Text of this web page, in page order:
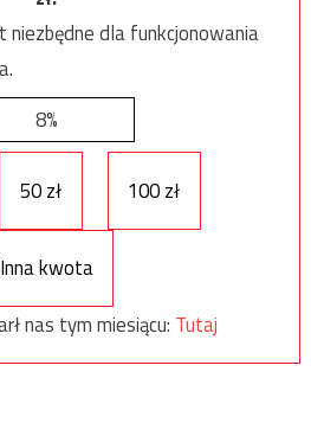
dla funkcjonowania
8%
50 zł 100 zł
Inna kwota
nas tym miesiącu: Tutaj